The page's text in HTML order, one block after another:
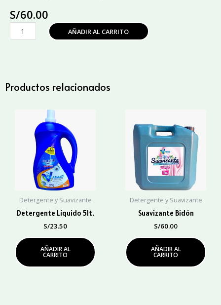
S/60.00
Detergente
Liquido
AÑADIR AL CARRITO
Productos relacionados
Detergente y Suavizante
Detergente Líquido 5lt.
S/23.50
AÑADIR AL
CARRITO
Detergente y Suavizante
Suavizante Bidón
S/60.00
AÑADIR AL
CARRITO